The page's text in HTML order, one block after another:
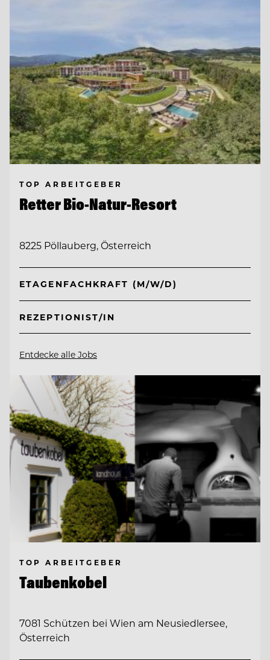
TOP ARBEITGEBER
Retter Bio-Natur-Resort
8225 Pöllauberg, Österreich
ETAGENFACHKRAFT (M/W/D)
REZEPTIONIST/IN
Entdecke alle Jobs
TOP ARBEITGEBER
Taubenkobel
7081 Schützen bei Wien am Neusiedlersee,
Österreich